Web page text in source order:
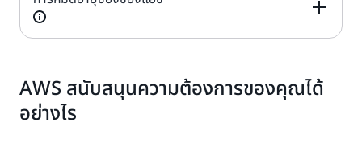
ใช้ได้
AWS สนับสนุนความต้องการของคุณได้
อย่างไร